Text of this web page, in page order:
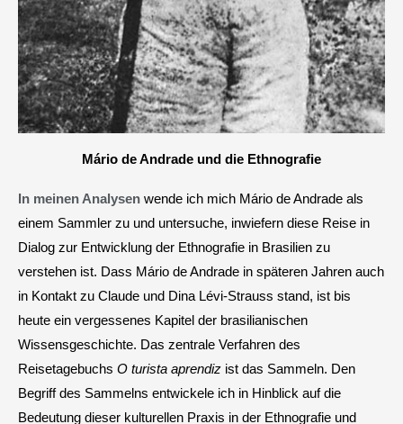
Mário de Andrade und die Ethnografie
In meinen Analysen wende ich mich Mário de Andrade als
einem Sammler zu und untersuche, inwiefern diese Reise in
Dialog zur Entwicklung der Ethnografie in Brasilien zu
verstehen ist. Dass Mário de Andrade in späteren Jahren auch
in Kontakt zu Claude und Dina Lévi-Strauss stand, ist bis
heute ein vergessenes Kapitel der brasilianischen
Wissensgeschichte. Das zentrale Verfahren des
Reisetagebuchs O turista aprendiz ist das Sammeln. Den
Begriff des Sammelns entwickele ich in Hinblick auf die
Bedeutung dieser kulturellen Praxis in der Ethnografie und